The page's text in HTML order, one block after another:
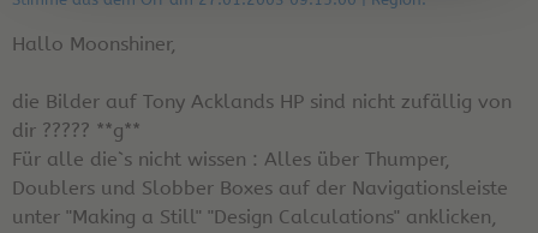
Hallo Moonshiner,
die Bilder auf Tony Acklands HP sind nicht zufällig von
dir ????? **g**
Für alle die`s nicht wissen : Alles über Thumper,
Doublers und Slobber Boxes auf der Navigationsleiste
unter "Making a Still" "Design Calculations" anklicken,